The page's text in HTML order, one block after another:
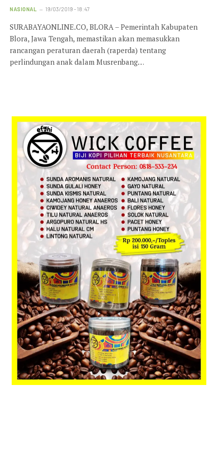
NASIONAL 19/03/2019 - 18:47
SURABAYAONLINE.CO, BLORA – Pemerintah Kabupaten
Blora, Jawa Tengah, memastikan akan memasukkan
rancangan peraturan daerah (raperda) tentang
perlindungan anak dalam Musrenbang…